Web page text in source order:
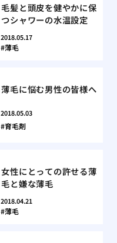
毛髪と頭皮を健やかに保
つシャワーの水温設定
2018.05.17
薄毛
薄毛に悩む男性の皆様へ
2018.05.03
育毛剤
女性にとっての許せる薄
毛と嫌な薄毛
2018.04.21
薄毛